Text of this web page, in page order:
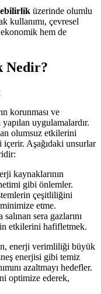
üzerinde olumlu
kullanımı, çevresel
hem de
Nedir?
korunması ve
uygulamalardır.
olumsuz etkilerini
Aşağıdaki unsurlar
kaynaklarının
gibi önlemler.
çeşitliliğini
etme.
sera gazlarını
etkilerini hafifletmek.
enerji verimliliği büyük
enerjisi gibi temiz
azaltmayı hedefler.
optimize ederek,